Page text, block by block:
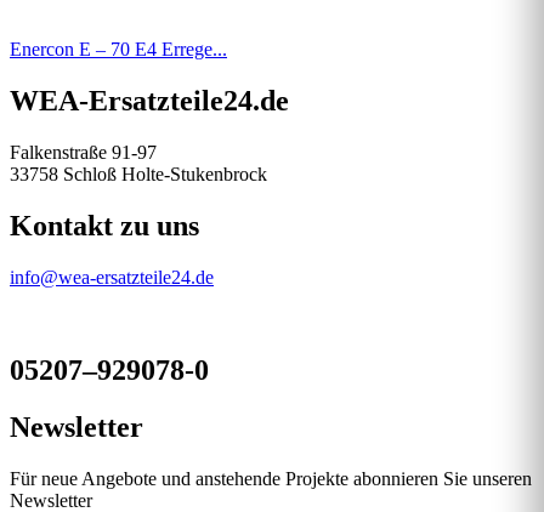
Enercon E – 70 E4 Errege...
WEA-Ersatzteile24.de
Falkenstraße 91-97
33758 Schloß Holte-Stukenbrock
Kontakt zu uns
info@wea-ersatzteile24.de
05207–929078-0
Newsletter
Für neue Angebote und anstehende Projekte abonnieren Sie unseren
Newsletter